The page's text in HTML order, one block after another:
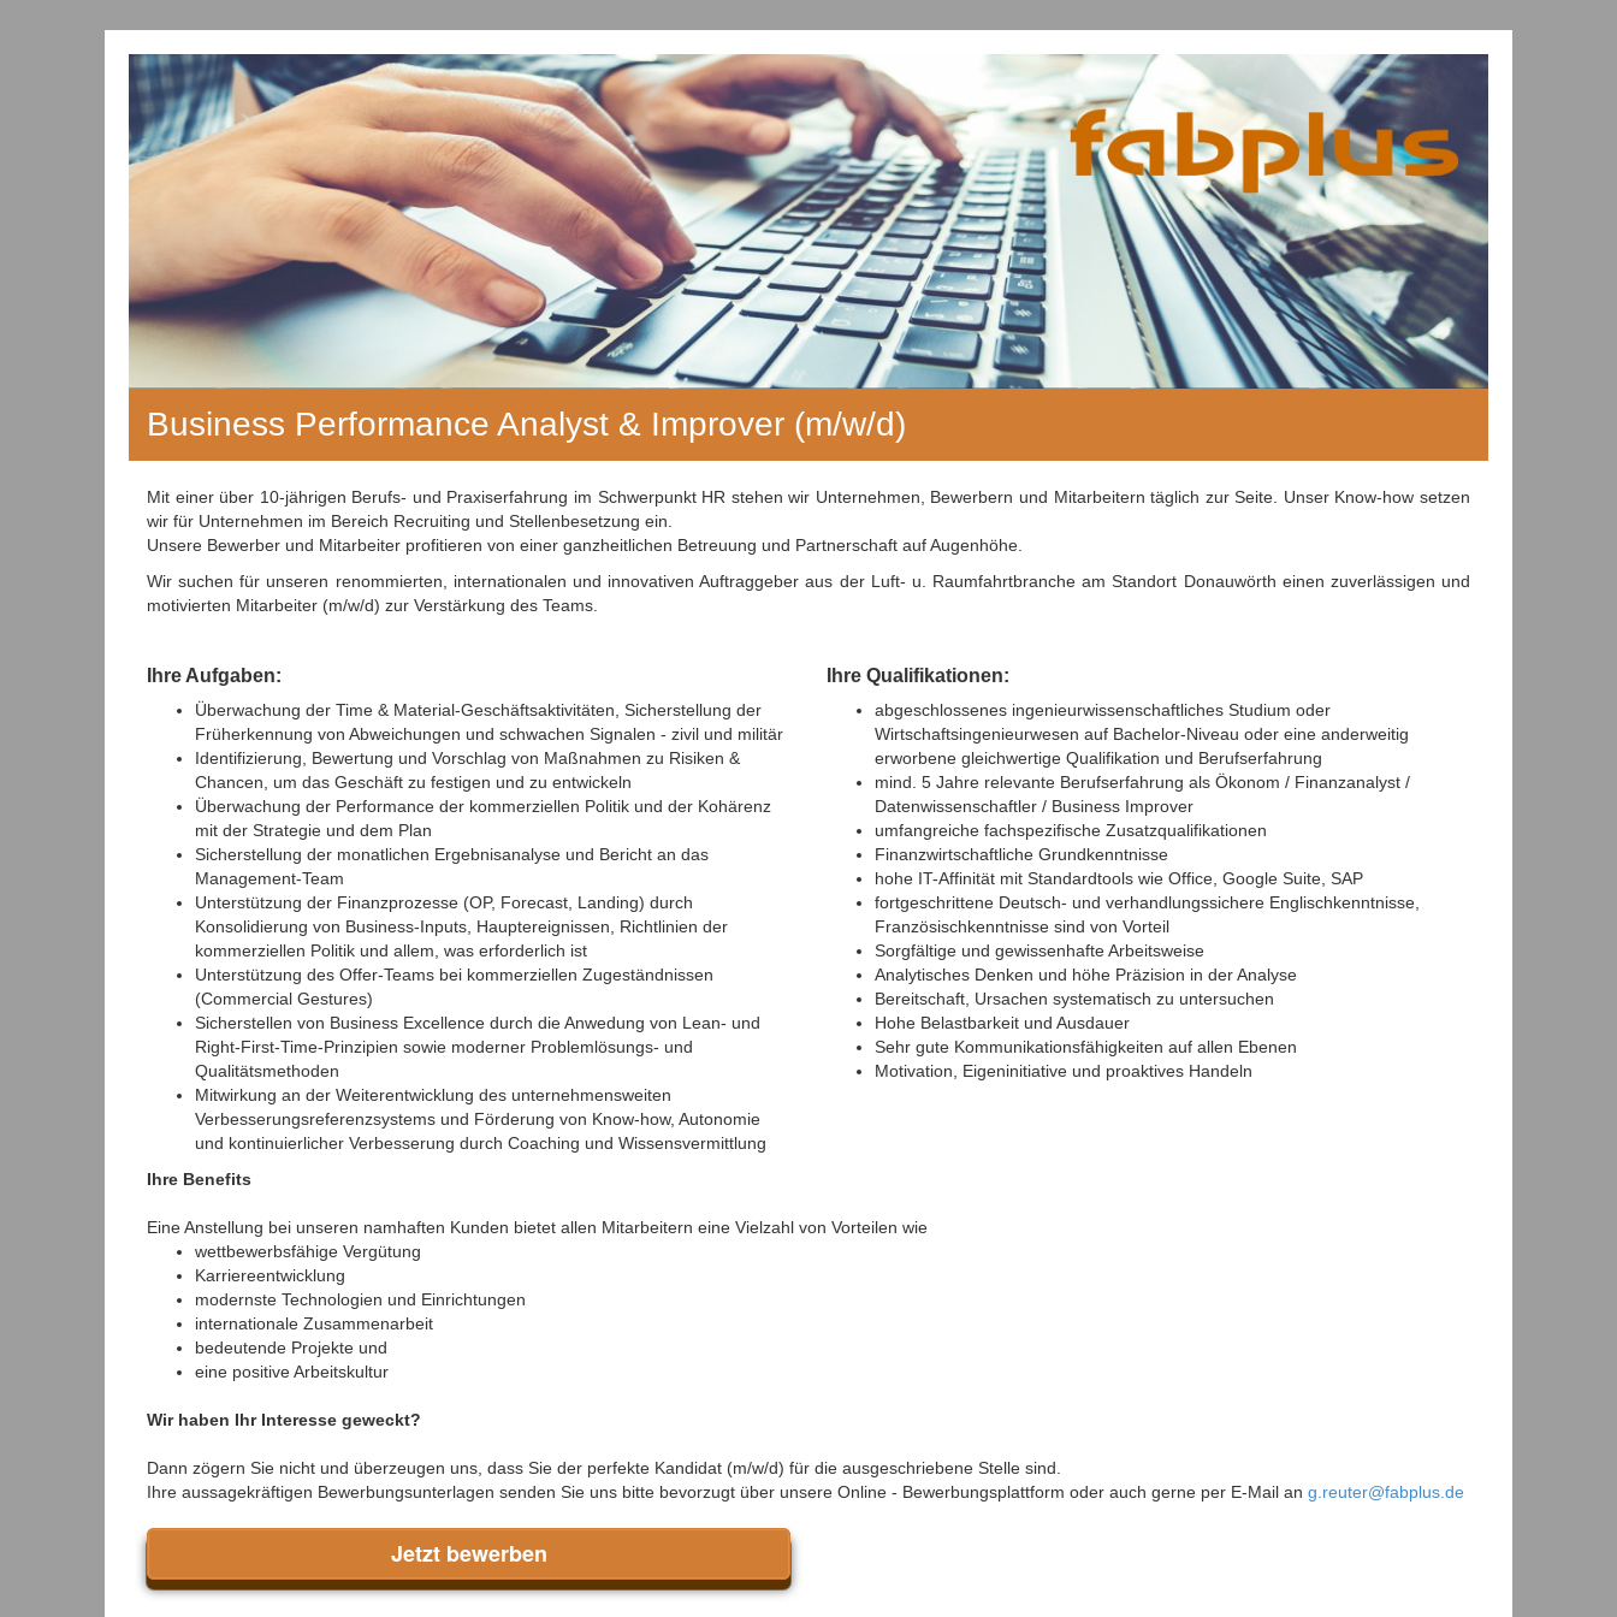
Business Performance Analyst & Improver (m/w/d)
Mit einer über 10-jährigen Berufs- und Praxiserfahrung im Schwerpunkt HR stehen wir Unternehmen, Bewerbern und Mitarbeitern täglich zur Seite. Unser Know-how setzen
wir für Unternehmen im Bereich Recruiting und Stellenbesetzung ein.
Unsere Bewerber und Mitarbeiter profitieren von einer ganzheitlichen Betreuung und Partnerschaft auf Augenhöhe.
Wir suchen für unseren renommierten, internationalen und innovativen Auftraggeber aus der Luft- u. Raumfahrtbranche am Standort Donauwörth einen zuverlässigen und
motivierten Mitarbeiter (m/w/d) zur Verstärkung des Teams.
Ihre Aufgaben:
Überwachung der Time & Material-Geschäftsaktivitäten, Sicherstellung der
Früherkennung von Abweichungen und schwachen Signalen - zivil und militär
Identifizierung, Bewertung und Vorschlag von Maßnahmen zu Risiken &
Chancen, um das Geschäft zu festigen und zu entwickeln
Überwachung der Performance der kommerziellen Politik und der Kohärenz
mit der Strategie und dem Plan
Sicherstellung der monatlichen Ergebnisanalyse und Bericht an das
Management-Team
Unterstützung der Finanzprozesse (OP, Forecast, Landing) durch
Konsolidierung von Business-Inputs, Hauptereignissen, Richtlinien der
kommerziellen Politik und allem, was erforderlich ist
Unterstützung des Offer-Teams bei kommerziellen Zugeständnissen
(Commercial Gestures)
Sicherstellen von Business Excellence durch die Anwedung von Lean- und
Right-First-Time-Prinzipien sowie moderner Problemlösungs- und
Qualitätsmethoden
Mitwirkung an der Weiterentwicklung des unternehmensweiten
Verbesserungsreferenzsystems und Förderung von Know-how, Autonomie
und kontinuierlicher Verbesserung durch Coaching und Wissensvermittlung
Ihre Qualifikationen:
abgeschlossenes ingenieurwissenschaftliches Studium oder
Wirtschaftsingenieurwesen auf Bachelor-Niveau oder eine anderweitig
erworbene gleichwertige Qualifikation und Berufserfahrung
mind. 5 Jahre relevante Berufserfahrung als Ökonom / Finanzanalyst /
Datenwissenschaftler / Business Improver
umfangreiche fachspezifische Zusatzqualifikationen
Finanzwirtschaftliche Grundkenntnisse
hohe IT-Affinität mit Standardtools wie Office, Google Suite, SAP
fortgeschrittene Deutsch- und verhandlungssichere Englischkenntnisse,
Französischkenntnisse sind von Vorteil
Sorgfältige und gewissenhafte Arbeitsweise
Analytisches Denken und höhe Präzision in der Analyse
Bereitschaft, Ursachen systematisch zu untersuchen
Hohe Belastbarkeit und Ausdauer
Sehr gute Kommunikationsfähigkeiten auf allen Ebenen
Motivation, Eigeninitiative und proaktives Handeln
Ihre Benefits
Eine Anstellung bei unseren namhaften Kunden bietet allen Mitarbeitern eine Vielzahl von Vorteilen wie
wettbewerbsfähige Vergütung
Karriereentwicklung
modernste Technologien und Einrichtungen
internationale Zusammenarbeit
bedeutende Projekte und
eine positive Arbeitskultur
Wir haben Ihr Interesse geweckt?
Dann zögern Sie nicht und überzeugen uns, dass Sie der perfekte Kandidat (m/w/d) für die ausgeschriebene Stelle sind.
Ihre aussagekräftigen Bewerbungsunterlagen senden Sie uns bitte bevorzugt über unsere Online - Bewerbungsplattform oder auch gerne per E-Mail an g.reuter@fabplus.de
Jetzt bewerben